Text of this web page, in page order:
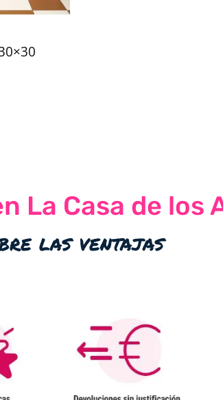
La Casa de los
las ventajas